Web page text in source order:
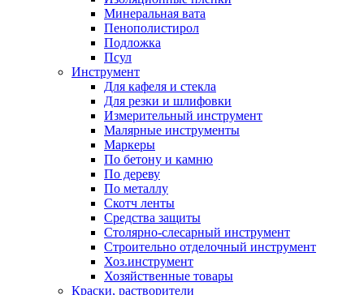
Минеральная вата
Пенополистирол
Подложка
Псул
Инструмент
Для кафеля и стекла
Для резки и шлифовки
Измерительный инструмент
Малярные инструменты
Маркеры
По бетону и камню
По дереву
По металлу
Скотч ленты
Средства защиты
Столярно-слесарный инструмент
Строительно отделочный инструмент
Хоз.инструмент
Хозяйственные товары
Краски, растворители